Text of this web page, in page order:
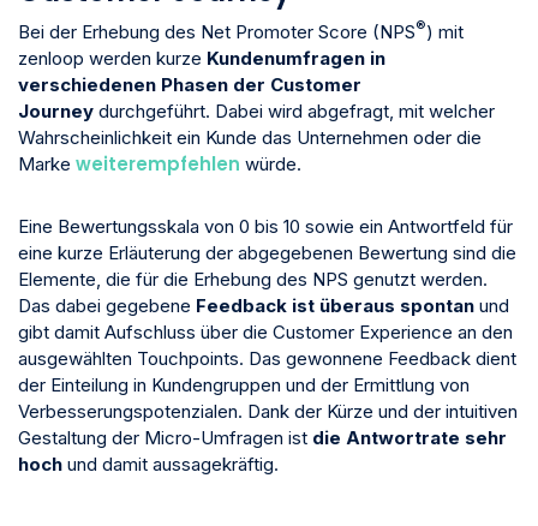
Bei der Erhebung des Net Promoter Score (NPS®) mit
zenloop werden kurze Kundenumfragen in
verschiedenen Phasen der Customer
Journey durchgeführt. Dabei wird abgefragt, mit welcher
Wahrscheinlichkeit ein Kunde das Unternehmen oder die
Marke weiterempfehlen würde.
Eine Bewertungsskala von 0 bis 10 sowie ein Antwortfeld für
eine kurze Erläuterung der abgegebenen Bewertung sind die
Elemente, die für die Erhebung des NPS genutzt werden.
Das dabei gegebene Feedback ist überaus spontan und
gibt damit Aufschluss über die Customer Experience an den
ausgewählten Touchpoints. Das gewonnene Feedback dient
der Einteilung in Kundengruppen und der Ermittlung von
Verbesserungspotenzialen. Dank der Kürze und der intuitiven
Gestaltung der Micro-Umfragen ist die Antwortrate sehr
hoch und damit aussagekräftig.